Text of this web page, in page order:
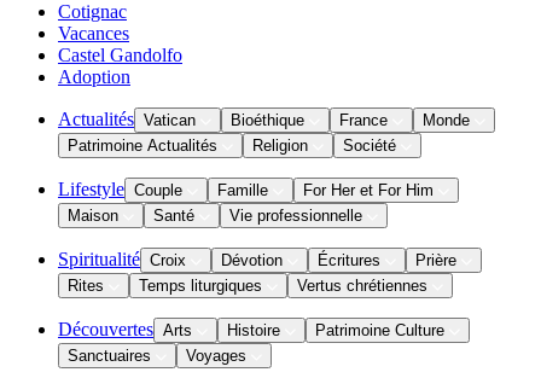
Cotignac
Vacances
Castel Gandolfo
Adoption
Actualités Vatican Bioéthique France
Monde
Patrimoine Actualités
Religion Société
Lifestyle Couple Famille
For Her et For Him
Maison
Santé Vie professionnelle
Spiritualité Croix Dévotion Écritures
Prière
Rites
Temps liturgiques Vertus chrétiennes
Découvertes Arts Histoire
Patrimoine Culture
Sanctuaires
Voyages